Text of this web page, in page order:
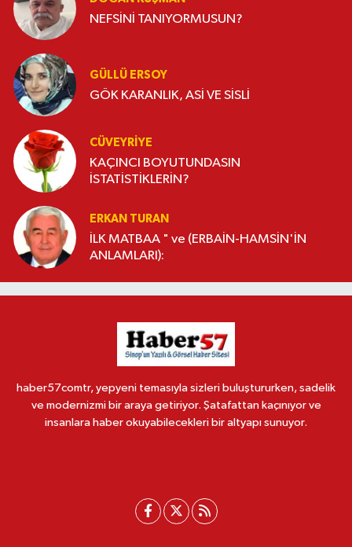
NEFSİNİ TANIYORMUSUN?
GÜLLÜ ERSOY
GÖK KARANLIK, ASİ VE SİSLİ
CÜVEYRIYE
KAÇINCI BOYUTUNDASIN
İSTATİSTİKLERİN?
ERKAN TURAN
İLK MATBAA " ve (ERBAİN-HAMSİN'İN
ANLAMLARI):
haber57comtr, yepyeni temasıyla sizleri buluştururken, sadelik
ve modernizmi bir araya getiriyor. Şatafattan kaçınıyor ve
insanlara haber okuyabilecekleri bir altyapı sunuyor.